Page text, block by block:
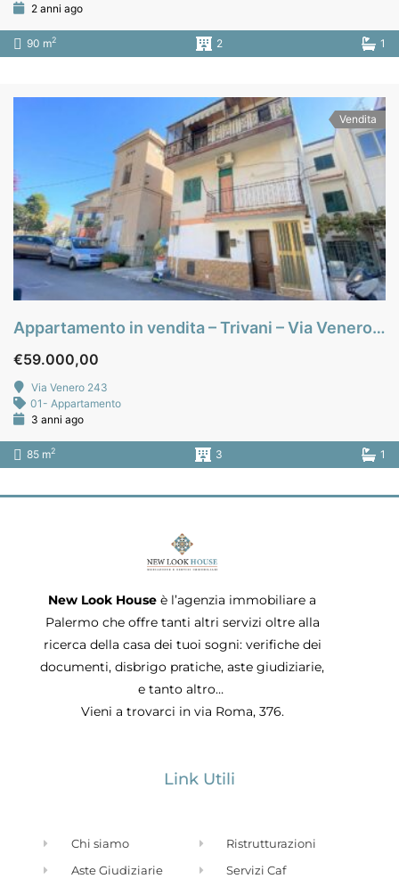
2 anni ago
90 m2 2 1
Vendita
Appartamento in vendita – Trivani – Via Venero – Monreale
€59.000,00
Via Venero 243
01- Appartamento
3 anni ago
85 m2 3 1
New Look House è l’agenzia immobiliare a
Palermo che offre tanti altri servizi oltre alla
ricerca della casa dei tuoi sogni: verifiche dei
documenti, disbrigo pratiche, aste giudiziarie,
e tanto altro…
Vieni a trovarci in via Roma, 376.
Link Utili
Chi siamo
Aste Giudiziarie
Ristrutturazioni
Servizi Caf